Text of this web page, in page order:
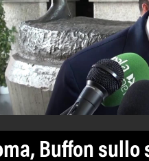
Buffon